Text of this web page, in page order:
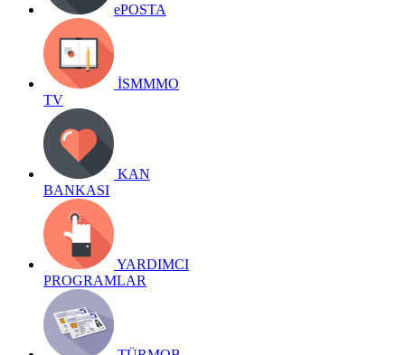
ePOSTA
İSMMMO
TV
KAN
BANKASI
YARDIMCI
PROGRAMLAR